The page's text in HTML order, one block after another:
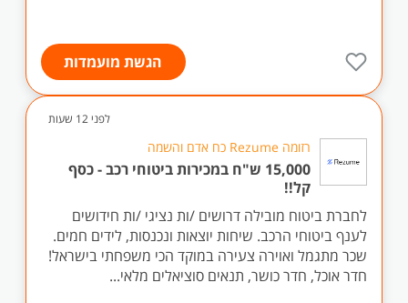
הגשת מועמדות
לפני 12 שעות
רזומה Rezume כח אדם והשמה
15,000 ש"ח במכירות ביטוחי רכב - כסף
קל!!
לחברת ביטוח מובילה דרושים /ות נציגי /ות חידושים
לענף ביטוחי הרכב. שיחות יוצאות ונכנסות, לידים חמים.
שכר מתגמל ואוירה צעירה במוקד הכי משפחתי בישראל!
חדר אוכל, חדר כושר, תנאים סוציאלים מלאי...